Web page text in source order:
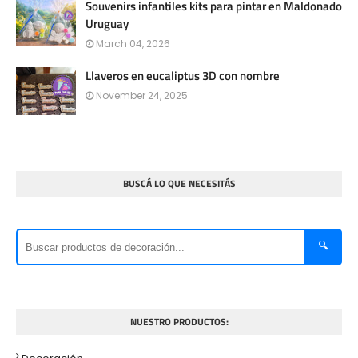
Souvenirs infantiles kits para pintar en Maldonado
Uruguay
March 04, 2026
Llaveros en eucaliptus 3D con nombre
November 24, 2025
BUSCÁ LO QUE NECESITÁS
🔍
NUESTRO PRODUCTOS: